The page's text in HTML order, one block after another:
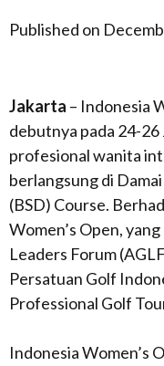
Published on
Jakarta – Indonesia
debutnya pada 24-
profesional wanita
berlangsung di
(BSD) Course.
Women’s Open,
Leaders Forum
Persatuan Golf
Professional Golf
Indonesia Women’s